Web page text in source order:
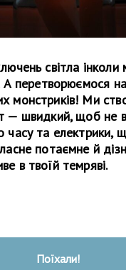
світла
А перетворюємося на
монстриків! Ми
— швидкий, щоб не
часу та електрики,
потаємне й
в твоїй темряві.
Поїхали!